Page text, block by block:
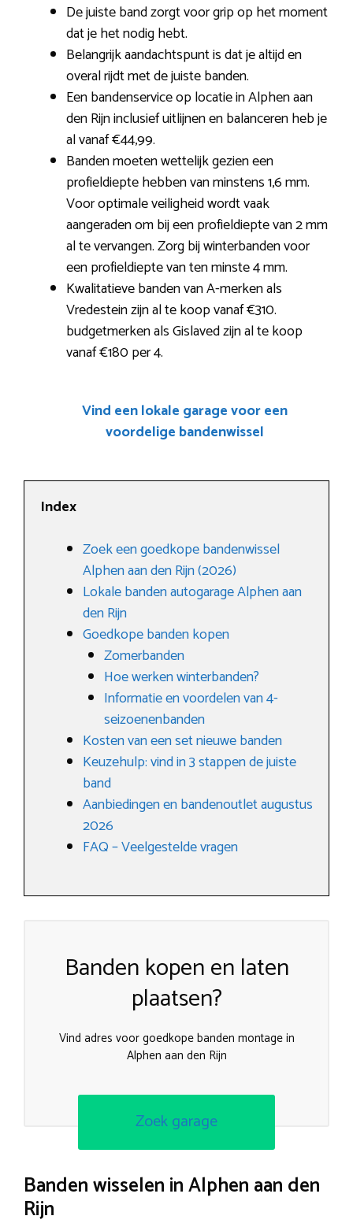
De juiste band zorgt voor grip op het moment
dat je het nodig hebt.
Belangrijk aandachtspunt is dat je altijd en
overal rijdt met de juiste banden.
Een bandenservice op locatie in Alphen aan
den Rijn inclusief uitlijnen en balanceren heb je
al vanaf €44,99.
Banden moeten wettelijk gezien een
profieldiepte hebben van minstens 1,6 mm.
Voor optimale veiligheid wordt vaak
aangeraden om bij een profieldiepte van 2 mm
al te vervangen. Zorg bij winterbanden voor
een profieldiepte van ten minste 4 mm.
Kwalitatieve banden van A-merken als
Vredestein zijn al te koop vanaf €310.
budgetmerken als Gislaved zijn al te koop
vanaf €180 per 4.
Vind een lokale garage voor een
voordelige bandenwissel
Index
Zoek een goedkope bandenwissel
Alphen aan den Rijn (2026)
Lokale banden autogarage Alphen aan
den Rijn
Goedkope banden kopen
Zomerbanden
Hoe werken winterbanden?
Informatie en voordelen van 4-
seizoenenbanden
Kosten van een set nieuwe banden
Keuzehulp: vind in 3 stappen de juiste
band
Aanbiedingen en bandenoutlet augustus
2026
FAQ – Veelgestelde vragen
Banden kopen en laten
plaatsen?
Vind adres voor goedkope banden montage in
Alphen aan den Rijn
Zoek garage
Banden wisselen in Alphen aan den
Rijn